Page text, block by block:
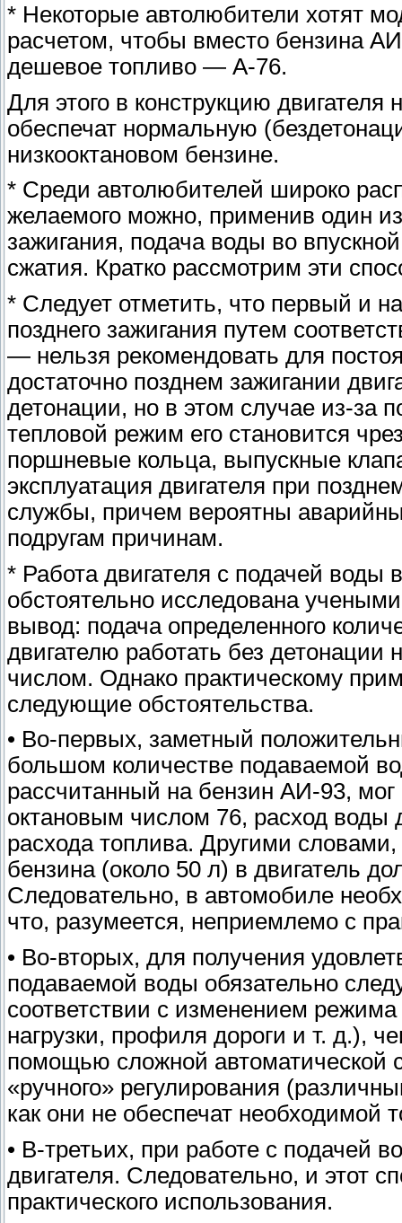
* Некоторые автолюбители хотят
расчетом, чтобы вместо бензина
дешевое топливо — А-76.
Для этого в конструкцию
обеспечат нормальную
низкооктановом бензине.
* Среди автолюбителей широко
желаемого можно, применив один
зажигания, подача воды во
сжатия. Кратко рассмотрим эти
* Следует отметить, что первый и
позднего зажигания путем
— нельзя рекомендовать для
достаточно позднем зажигании
детонации, но в этом случае из-за
тепловой режим его становится
поршневые кольца, выпускные
эксплуатация двигателя при
службы, причем вероятны
подругам причинам.
* Работа двигателя с подачей воды
обстоятельно исследована
вывод: подача определенного
двигателю работать без
числом. Однако практическому
следующие обстоятельства.
• Во-первых, заметный
большом количестве подаваемой
рассчитанный на бензин АИ-93,
октановым числом 76, расход
расхода топлива. Другими
бензина (около 50 л) в двигатель
Следовательно, в автомобиле
что, разумеется, неприемлемо с
• Во-вторых, для получения
подаваемой воды обязательно
соответствии с изменением
нагрузки, профиля дороги и т. д.),
помощью сложной автоматической
«ручного» регулирования
как они не обеспечат необходимой
• В-третьих, при работе с подачей
двигателя. Следовательно, и этот
практического использования.